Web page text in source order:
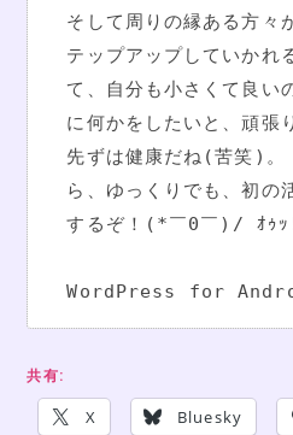
そして周りの縁ある方々
テップアップしていかれ
て、自分も小さくて良い
に何かをしたいと、頑張
先ずは健康だね(苦笑)。
ら、ゆっくりでも、初の
するぞ！(*￣0￣)/ ｵｩ
WordPress for
共有:
X Bluesky